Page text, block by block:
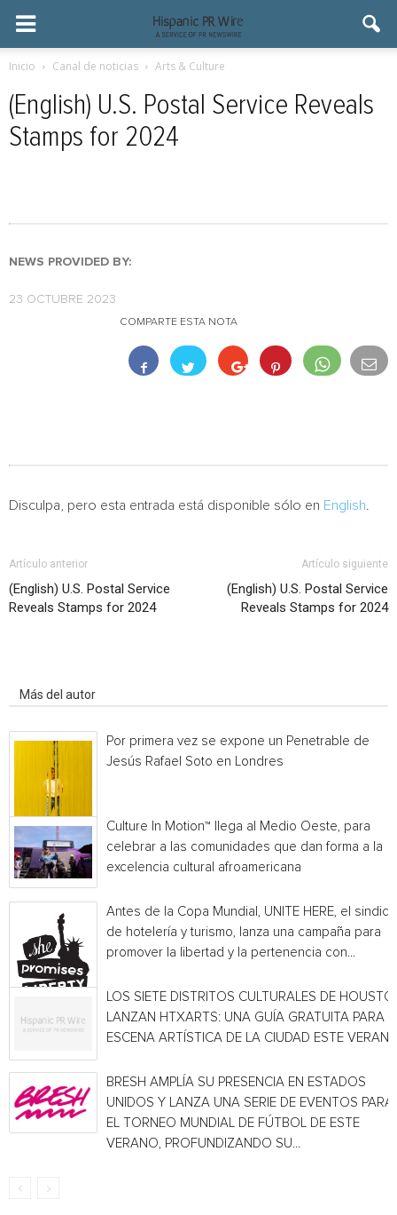
Inicio Canal de noticias Arts & Culture
(English) U.S. Postal Service Reveals
Stamps for 2024
NEWS PROVIDED BY:
23 OCTUBRE 2023
COMPARTE ESTA NOTA
Disculpa, pero esta entrada está disponible sólo en English
Artículo anterior
(English) U.S. Postal Service
Reveals Stamps for 2024
Artículo siguiente
(English) U.S. Postal Service
Reveals Stamps for 2024
Más del autor
Por primera vez se expone un Penetrable de
Jesús Rafael Soto en Londres
Culture In Motion™ llega al Medio Oeste, para
celebrar a las comunidades que dan forma a la
excelencia cultural afroamericana
Antes de la Copa Mundial, UNITE HERE, el
de hotelería y turismo, lanza una campaña para
promover la libertad y la pertenencia con...
LOS SIETE DISTRITOS CULTURALES DE
LANZAN HTXARTS: UNA GUÍA GRATUITA PARA
ESCENA ARTÍSTICA DE LA CIUDAD ESTE
BRESH AMPLÍA SU PRESENCIA EN ESTADOS
UNIDOS Y LANZA UNA SERIE DE EVENTOS PARA
EL TORNEO MUNDIAL DE FÚTBOL DE ESTE
VERANO, PROFUNDIZANDO SU...